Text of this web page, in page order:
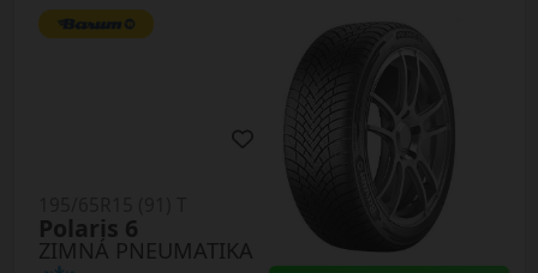
ZIMNÁ PNEUMATIKA
Polaris 6